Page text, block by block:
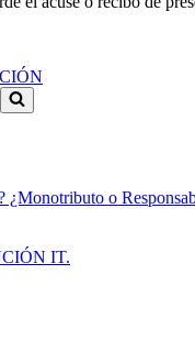
¿Monotributo o
IT.